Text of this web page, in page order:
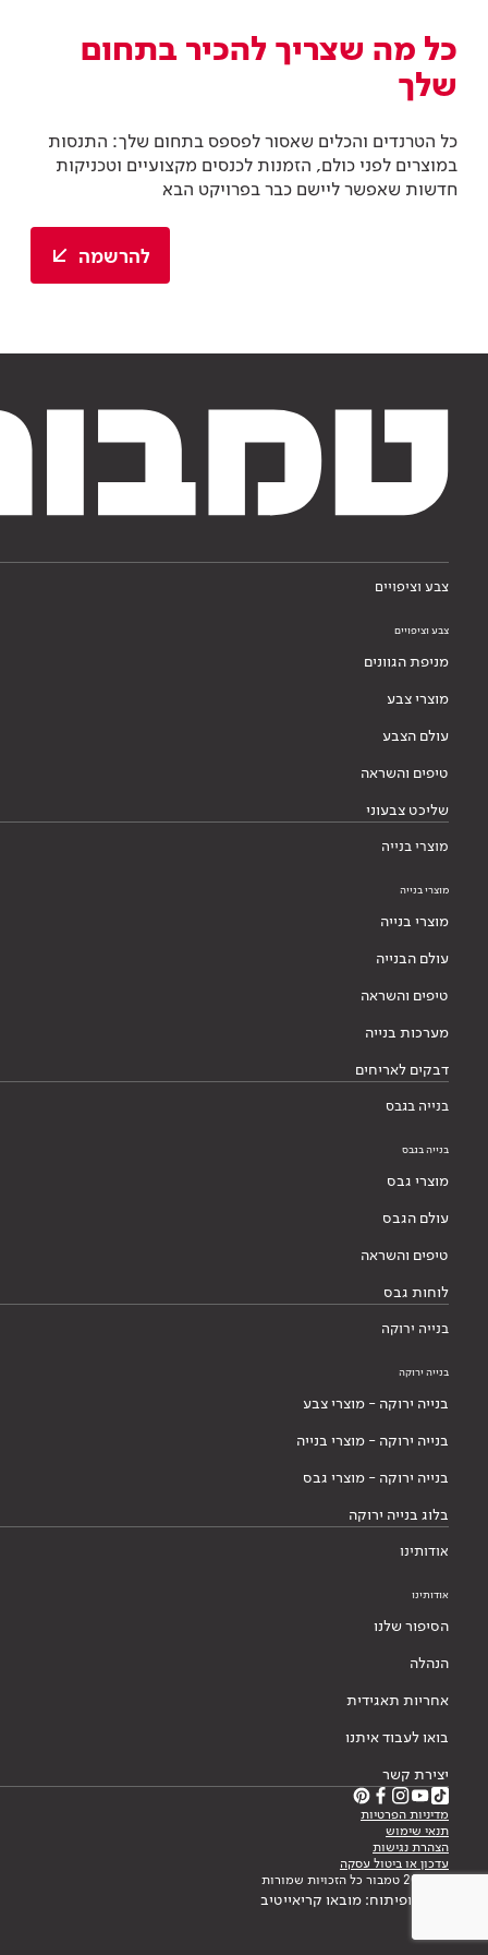
כל מה שצריך להכיר בתחום
שלך
כל הטרנדים והכלים שאסור לפספס בתחום שלך: התנסות
במוצרים לפני כולם, הזמנות לכנסים מקצועיים וטכניקות
חדשות שאפשר ליישם כבר בפרויקט הבא
להרשמה
צבע וציפויים
צבע וציפויים
מניפת הגוונים
מוצרי צבע
עולם הצבע
טיפים והשראה
שליכט צבעוני
מוצרי בנייה
מוצרי בנייה
מוצרי בנייה
עולם הבנייה
טיפים והשראה
מערכות בנייה
דבקים לאריחים
בנייה בגבס
בנייה בגבס
מוצרי גבס
עולם הגבס
טיפים והשראה
לוחות גבס
בנייה ירוקה
בנייה ירוקה
בנייה ירוקה - מוצרי צבע
בנייה ירוקה - מוצרי בנייה
בנייה ירוקה - מוצרי גבס
בלוג בנייה ירוקה
אודותינו
אודותינו
הסיפור שלנו
הנהלה
אחריות תאגידית
בואו לעבוד איתנו
יצירת קשר
מדיניות הפרטיות
תנאי שימוש
הצהרת נגישות
עדכון או ביטול עסקה
עיצוב ופיתוח: מובאו קריאייטיב